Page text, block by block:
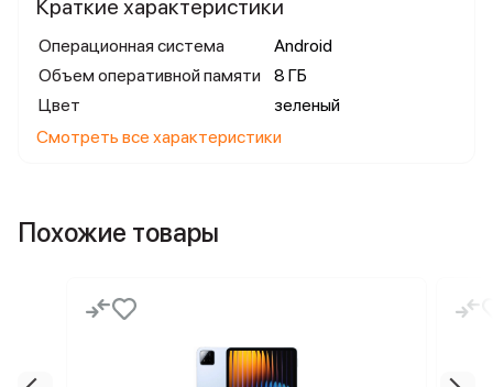
Краткие характеристики
Операционная система
Android
Объем оперативной памяти
8 ГБ
Цвет
зеленый
Смотреть все характеристики
Похожие товары